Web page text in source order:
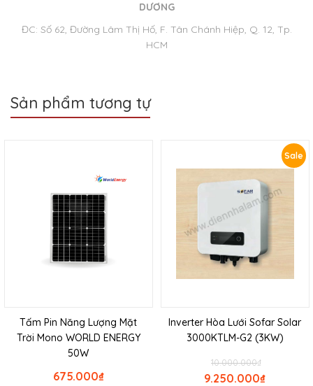
DƯƠNG
ĐC: Số 62, Đường Lâm Thị Hố, F. Tân Chánh Hiệp, Q. 12, Tp.
HCM
Sản phẩm tương tự
Tấm Pin Năng Lượng Mặt
Trời Mono WORLD ENERGY
50W
₫
675.000
Sale
Inverter Hòa Lưới Sofar Solar
3000KTLM-G2 (3KW)
₫
10.000.000
₫
9.250.000